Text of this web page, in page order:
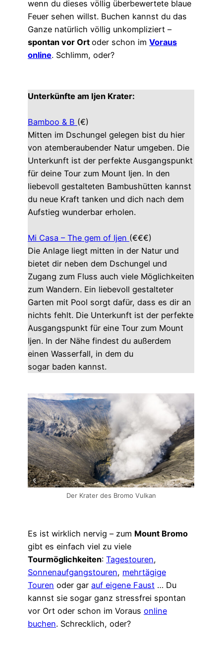
wenn du dieses völlig überbewertete blaue
Feuer sehen willst. Buchen kannst du das
Ganze natürlich völlig unkompliziert –
spontan vor Ort oder schon im Voraus
online. Schlimm, oder?
Unterkünfte am Ijen Krater:
Bamboo & B (€)
Mitten im Dschungel gelegen bist du hier
von atemberaubender Natur umgeben. Die
Unterkunft ist der perfekte Ausgangspunkt
für deine Tour zum Mount Ijen. In den
liebevoll gestalteten Bambushütten kannst
du neue Kraft tanken und dich nach dem
Aufstieg wunderbar erholen.
Mi Casa – The gem of Ijen (€€€)
Die Anlage liegt mitten in der Natur und
bietet dir neben dem Dschungel und
Zugang zum Fluss auch viele Möglichkeiten
zum Wandern. Ein liebevoll gestalteter
Garten mit Pool sorgt dafür, dass es dir an
nichts fehlt. Die Unterkunft ist der perfekte
Ausgangspunkt für eine Tour zum Mount
Ijen. In der Nähe findest du außerdem
einen Wasserfall, in dem du
sogar baden kannst.
Der Krater des Bromo Vulkan
Es ist wirklich nervig – zum Mount Bromo
gibt es einfach viel zu viele
Tourmöglichkeiten: Tagestouren,
Sonnenaufgangstouren, mehrtägige
Touren oder gar auf eigene Faust … Du
kannst sie sogar ganz stressfrei spontan
vor Ort oder schon im Voraus online
buchen. Schrecklich, oder?